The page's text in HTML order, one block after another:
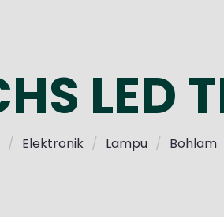
LED
/ Elektronik / Lampu / Bohlam